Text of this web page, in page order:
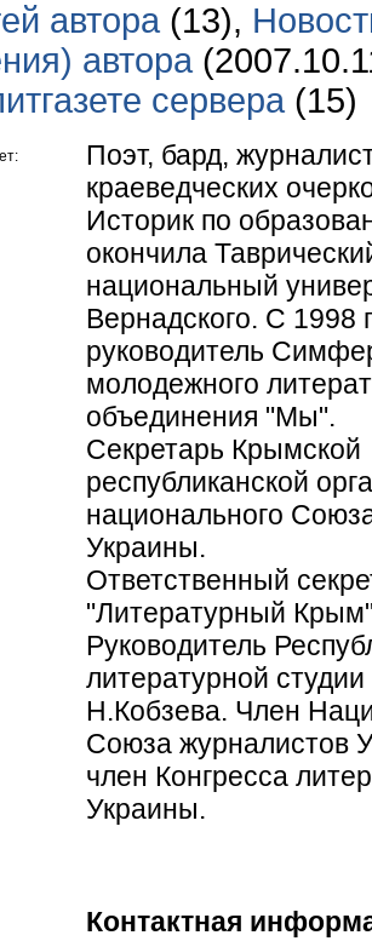
автора (13),
автора
сервера (15)
Поэт, бард,
краеведческих
Историк по
окончила
национальный
Вернадского. С 1998
руководитель
молодежного
объединения "Мы".
Секретарь Крымской
республиканской
национального
Украины.
Ответственный
"Литературный
Руководитель
литературной
Н.Кобзева. Член
Союза журналистов
член Конгресса
Украины.
Контактная